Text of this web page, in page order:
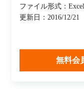
ファイル形式：
更新日：2016/12/21
無料会